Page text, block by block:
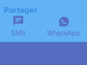
Partager
SMS WhatsApp